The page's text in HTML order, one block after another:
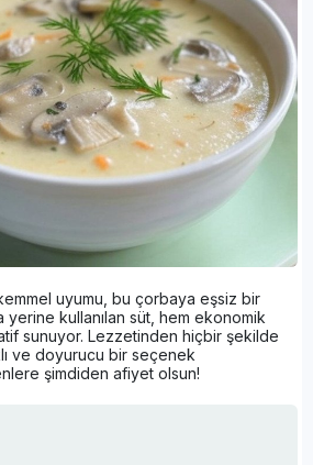
uyumu, bu çorbaya eşsiz bir
kullanılan süt, hem ekonomik
sunuyor. Lezzetinden hiçbir şekilde
ve doyurucu bir seçenek
şimdiden afiyet olsun!